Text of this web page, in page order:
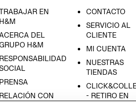
EN
H&M
DEL
H&M
RESPONSABILIDAD
PRENSA
RELACIÓN CON
CONTACTO
SERVICIO AL
CLIENTE
MI CUENTA
NUESTRAS
TIENDAS
- RETIRO EN